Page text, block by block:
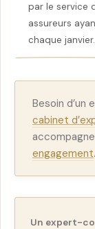
par le service
assureurs
chaque janvier.
Besoin
cabinet
engagement.
Un expert-